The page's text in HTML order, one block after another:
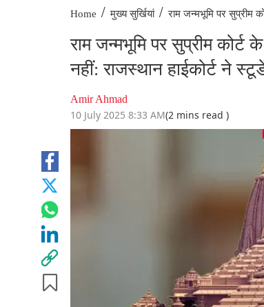
Home / मुख्य सुर्खियां / राम जन्मभूमि पर सुप्रीम
राम जन्मभूमि पर सुप्रीम
नहीं: राजस्थान हाईकोर्ट ने
Amir Ahmad
10 July 2025 8:33 AM(2 mins read )